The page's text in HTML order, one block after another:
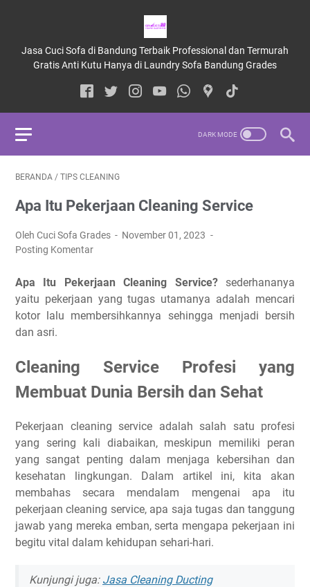
Jasa Cuci Sofa di Bandung Terbaik Professional dan Termurah
Gratis Anti Kutu Hanya di Laundry Sofa Bandung Grades
BERANDA / TIPS CLEANING
Apa Itu Pekerjaan Cleaning Service
Oleh Cuci Sofa Grades
November 01, 2023
Posting Komentar
Apa Itu Pekerjaan Cleaning Service?sederhananya
yaitu pekerjaan yang tugas utamanya adalah mencari
kotor lalu membersihkannya sehingga menjadi bersih
dan asri.
Cleaning Service Profesi yang
Membuat Dunia Bersih dan Sehat
Pekerjaan cleaning service adalah salah satu profesi
yang sering kali diabaikan, meskipun memiliki peran
yang sangat penting dalam menjaga kebersihan dan
kesehatan lingkungan. Dalam artikel ini, kita akan
membahas secara mendalam mengenai apa itu
pekerjaan cleaning service, apa saja tugas dan tanggung
jawab yang mereka emban, serta mengapa pekerjaan ini
begitu vital dalam kehidupan sehari-hari.
Kunjungi juga: Jasa Cleaning Ducting